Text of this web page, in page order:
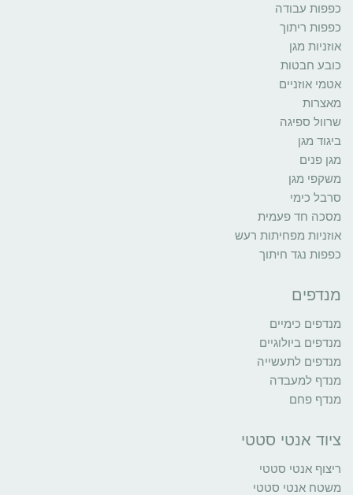
כפפות עבודה
כפפות ריתוך
אוזניות מגן
כובע חבטות
אטמי אוזניים
מאצרות
שרוול ספיגה
ביגוד מגן
מגן פנים
משקפי מגן
סרבל כימי
מסכה חד פעמית
אוזניות מפחיתות רעש
כפפות נגד חיתוך
מנדפים
מנדפים כימיים
מנדפים ביולוגיים
מנדפים לתעשייה
מנדף למעבדה
מנדף פחם
ציוד אנטי סטטי
ריצוף אנטי סטטי
משטח אנטי סטטי